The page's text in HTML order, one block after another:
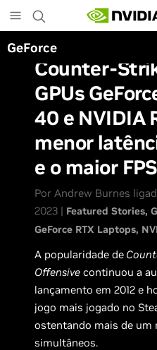
to
main
content
GeForce
Counter-
GPUs
40 e NVIDIA
menor
e o maior FPS
Por Andrew Burnes
2023 | Featured Stories
GeForce RTX Laptops
A popularidade de
Offensive continuou a
lançamento em 2012 e
jogo mais jogado no
ostentando mais de um
simultâneos.